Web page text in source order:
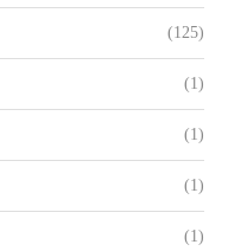
(125)
(1)
(1)
(1)
(1)